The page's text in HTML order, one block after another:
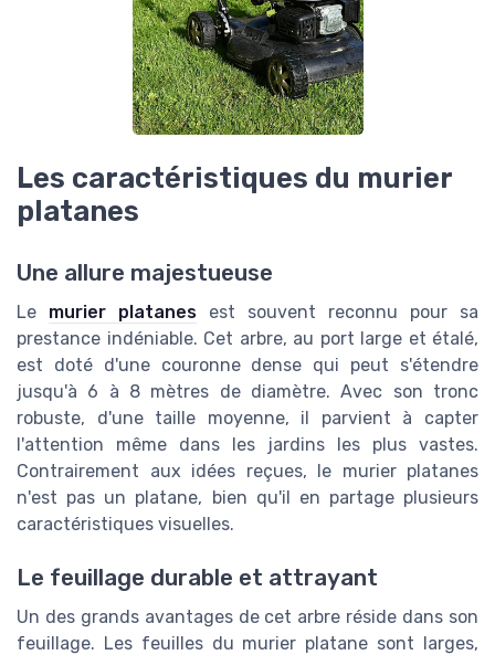
Les caractéristiques du murier
platanes
Une allure majestueuse
Le murier platanes est souvent reconnu pour sa
prestance indéniable. Cet arbre, au port large et étalé,
est doté d'une couronne dense qui peut s'étendre
jusqu'à 6 à 8 mètres de diamètre. Avec son tronc
robuste, d'une taille moyenne, il parvient à capter
l'attention même dans les jardins les plus vastes.
Contrairement aux idées reçues, le murier platanes
n'est pas un platane, bien qu'il en partage plusieurs
caractéristiques visuelles.
Le feuillage durable et attrayant
Un des grands avantages de cet arbre réside dans son
feuillage. Les feuilles du murier platane sont larges,